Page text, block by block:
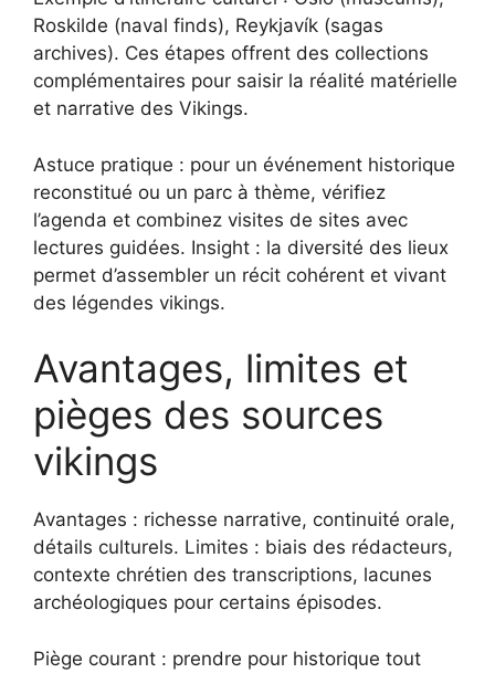
Roskilde (naval finds), Reykjavík (sagas
archives). Ces étapes offrent des collections
complémentaires pour saisir la réalité matérielle
et narrative des Vikings.
Astuce pratique : pour un événement historique
reconstitué ou un parc à thème, vérifiez
l’agenda et combinez visites de sites avec
lectures guidées. Insight : la diversité des lieux
permet d’assembler un récit cohérent et vivant
des légendes vikings.
Avantages, limites et
pièges des sources
vikings
Avantages : richesse narrative, continuité orale,
détails culturels. Limites : biais des rédacteurs,
contexte chrétien des transcriptions, lacunes
archéologiques pour certains épisodes.
Piège courant : prendre pour historique tout